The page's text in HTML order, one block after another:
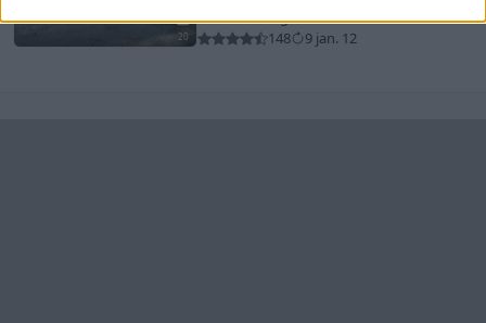
20
30 253 visningar87 kommentarer
148
9 jan. 12